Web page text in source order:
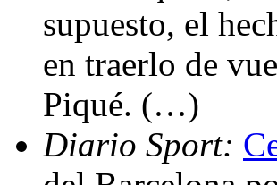
supuesto, el
en traerlo de
Piqué. (…)
Diario Sport: